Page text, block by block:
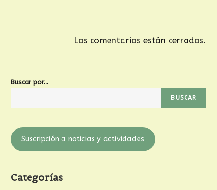
Los comentarios están cerrados.
Buscar por...
BUSCAR
Suscripción a noticias y actividades
Categorías